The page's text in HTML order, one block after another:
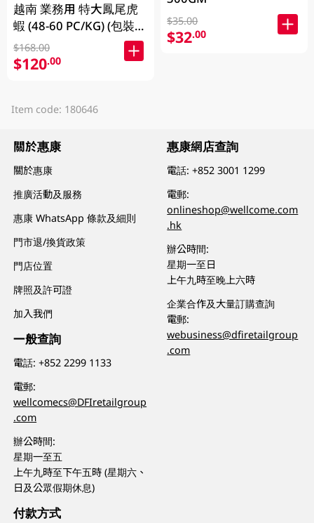
越南 業務用 特大鳳尾虎
蝦 (48-60 PC/KG) (包裝及
品牌隨機發放)
$168.00
$120.00
$35.00
$32.00
Item code: 180646
關於惠康
關於惠康
推廣活動及服務
惠康 WhatsApp 條款及細則
門市退/換貨政策
門店位置
牌照及許可證
加入我們
一般查詢
電話:+852 2299 1133
電郵:
wellcomecs@DFIretailgroup
.com
辦公時間:
星期一至五
上午九時至下午五時 (星期六、
日及公眾假期休息)
惠康網店查詢
電話:+852 3001 1299
電郵:
onlineshop@wellcome.com
.hk
辦公時間:
星期一至日
上午九時至晚上六時
企業合作及大量訂購查詢
電郵:
webusiness@dfiretailgroup
.com
付款方式